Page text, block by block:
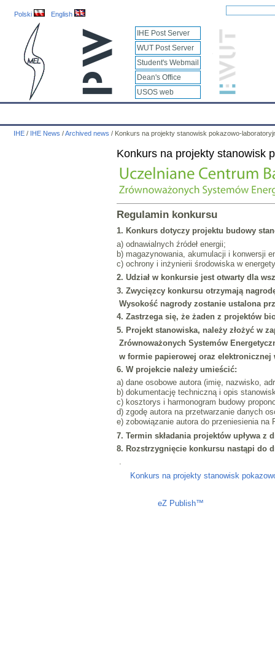
Polski English
IHE Post Server
WUT Post Server
Student's Webmail
Dean's Office
USOS web
IHE / IHE News /Archived news / Konkurs na projekty stanowisk pokazowo-
Konkurs na projekty stanowisk
Regulamin konkursu
1. Konkurs dotyczy projektu budowy
a) odnawialnych źródeł energii;
b) magazynowania, akumulacji i konwersji
c) ochrony i inżynierii środowiska w
2. Udział w konkursie jest otwarty dla
3. Zwycięzcy konkursu otrzymają
Wysokość nagrody zostanie ustalona
4. Zastrzega się, że żaden z projektów
5. Projekt stanowiska, należy złożyć w
Zrównoważonych Systemów
w formie papierowej oraz elektronicznej
6. W projekcie należy umieścić:
a) dane osobowe autora (imię, nazwisko,
b) dokumentację techniczną i opis
c) kosztorys i harmonogram budowy
d) zgodę autora na przetwarzanie danych
e) zobowiązanie autora do przeniesienia
7. Termin składania projektów upływa z
8. Rozstrzygnięcie konkursu nastąpi do
.
Konkurs na projekty stanowisk
eZ Publish™